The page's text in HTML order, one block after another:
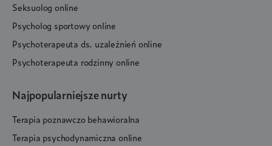
Seksuolog online
Psycholog sportowy online
Psychoterapeuta ds. uzależnień online
Psychoterapeuta rodzinny online
Najpopularniejsze nurty
Terapia poznawczo behawioralna
Terapia psychodynamiczna online